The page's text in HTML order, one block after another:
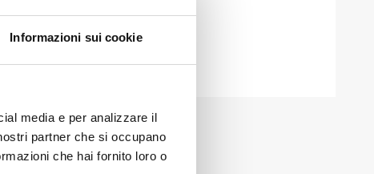
Informazioni sui cookie
media e per analizzare il
partner che si occupano
che hai fornito loro o